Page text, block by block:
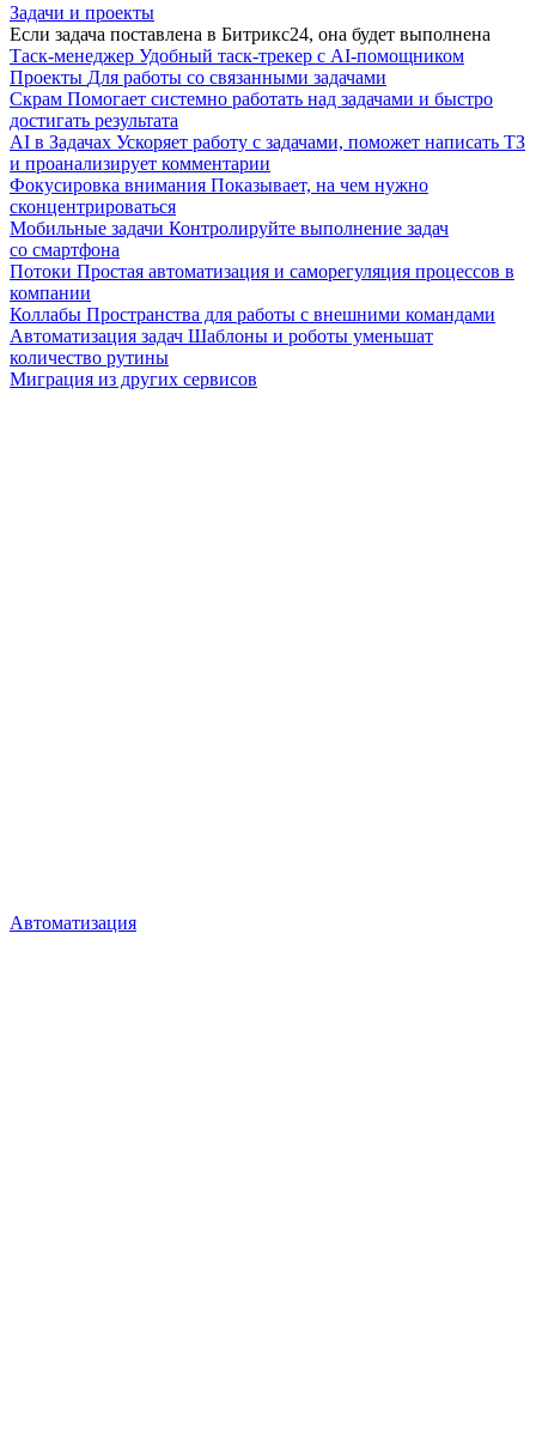
Задачи и проекты
Если задача поставлена в Битрикс24, она будет выполнена
Таск-менеджер Удобный таск-трекер с AI-помощником
Проекты Для работы со связанными задачами
Скрам Помогает системно работать над задачами и быстро
достигать результата
AI в Задачах Ускоряет работу с задачами, поможет написать ТЗ
и проанализирует комментарии
Фокусировка внимания Показывает, на чем нужно
сконцентрироваться
Мобильные задачи Контролируйте выполнение задач
со смартфона
Потоки Простая автоматизация и саморегуляция процессов в
компании
Коллабы Пространства для работы с внешними командами
Автоматизация задач Шаблоны и роботы уменьшат
количество рутины
Миграция из других сервисов
Автоматизация